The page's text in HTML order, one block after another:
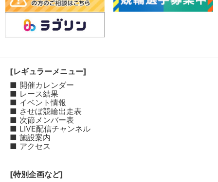
[レギュラーメニュー]
■ 開催カレンダー
■ レース結果
■ イベント情報
■ させぼ競輪出走表
■ 次節メンバー表
■ LIVE配信チャンネル
■ 施設案内
■ アクセス
[特別企画など]